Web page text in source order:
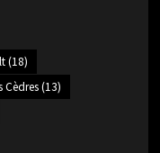
(18)
Cèdres(13)